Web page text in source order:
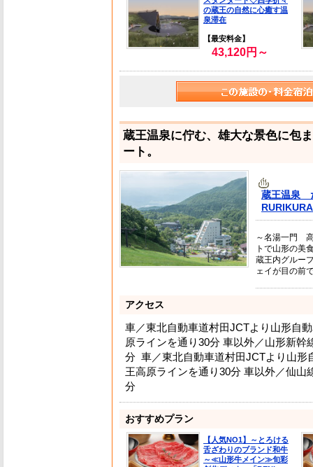
の蔵王の自然に心癒す温
泉滞在
【最安料金】
43,120円～
蔵王温泉に佇む、雄大な景色に包
ート。
蔵王温泉
～名湯一門
トで山形の美
蔵王内グルー
ェイが目の前
アクセス
車／東北自動車道村田JCTより山形自
原ラインを通り30分 車以外／山形新幹
分 車／東北自動車道村田JCTより山形
王高原ラインを通り30分 車以外／仙山
分
おすすめプラン
【人気NO1】～とろける
舌ざわりのブランド和牛
～≪山形牛メイン≫旬彩